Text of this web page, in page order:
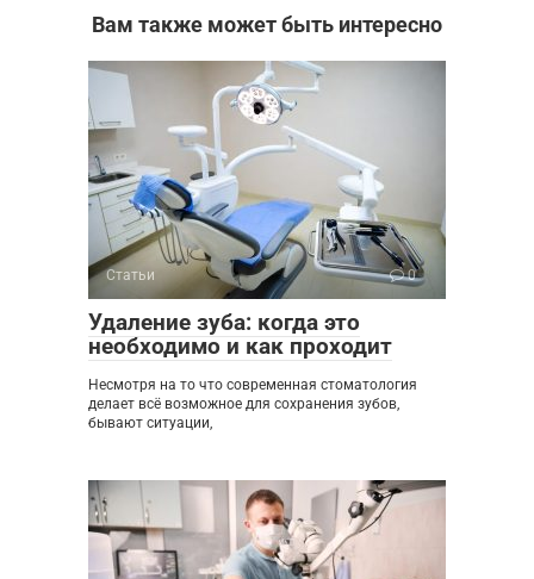
Вам также может быть интересно
Статьи 0
Удаление зуба: когда это
необходимо и как проходит
Несмотря на то что современная стоматология
делает всё возможное для сохранения зубов,
бывают ситуации,